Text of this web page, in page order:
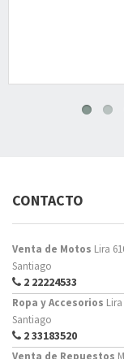
CONTACTO
Venta de Motos Lira
Santiago
2 22224533
Ropa y Accesorios
Santiago
2 33183520